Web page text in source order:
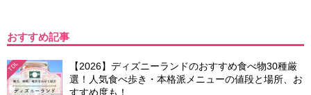
おすすめ記事
TDL
【2026】ディズニーランドのおすすめ食べ物30種厳
選！人気食べ歩き・本格派メニューの値段と場所、お
すすめ度も！